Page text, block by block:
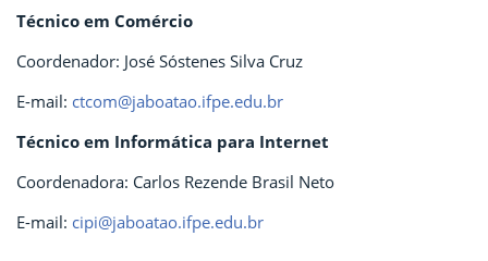
Técnico em Comércio
Coordenador: José Sóstenes Silva Cruz
E-mail: ctcom@jaboatao.ifpe.edu.br
Técnico em Informática para Internet
Coordenadora: Carlos Rezende Brasil Neto
E-mail: cipi@jaboatao.ifpe.edu.br